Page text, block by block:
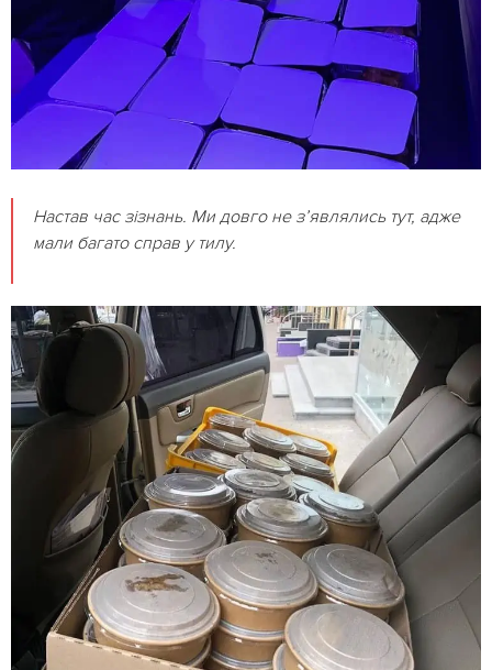
Настав час зізнань. Ми довго не з’являлись тут, адже
мали багато справ у тилу.